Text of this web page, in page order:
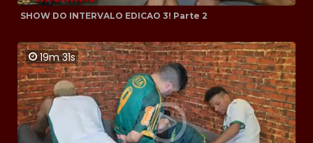
SHOW DO INTERVALO EDICAO 3! Parte 2
19m 31s